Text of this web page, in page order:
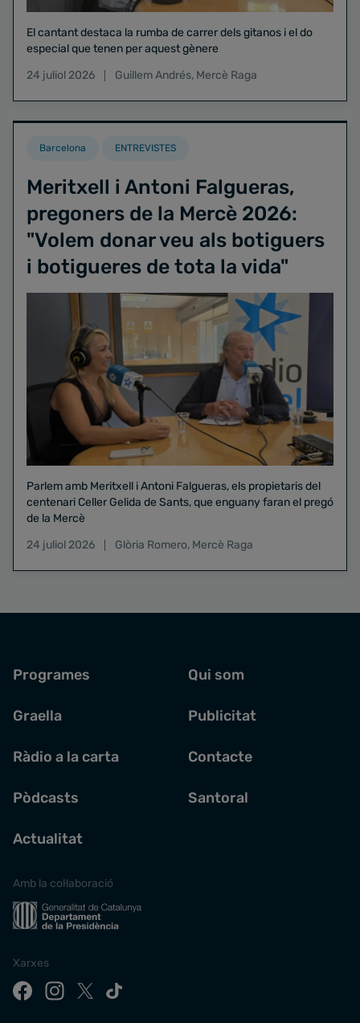
El cantant destaca la rumba de carrer dels gitanos i el do
especial que tenen per aquest gènere
24 juliol 2026
Guillem Andrés, Mercè Raga
Barcelona ENTREVISTES
Meritxell i Antoni Falgueras,
pregoners de la Mercè 2026:
"Volem donar veu als botiguers
i botigueres de tota la vida"
Parlem amb Meritxell i Antoni Falgueras, els propietaris del
centenari Celler Gelida de Sants, que enguany faran el pregó
de la Mercè
24 juliol 2026
Glòria Romero, Mercè Raga
Programes
Graella
Ràdio a la carta
Pòdcasts
Actualitat
Qui som
Publicitat
Contacte
Santoral
Amb la col·laboració
Xarxes